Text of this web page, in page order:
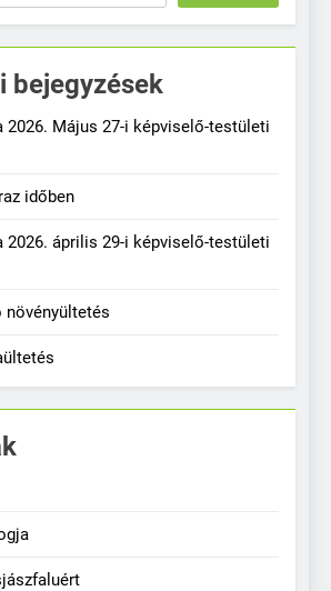
bejegyzések
2026. Május 27-i képviselő-testületi
időben
2026. április 29-i képviselő-testületi
növényültetés